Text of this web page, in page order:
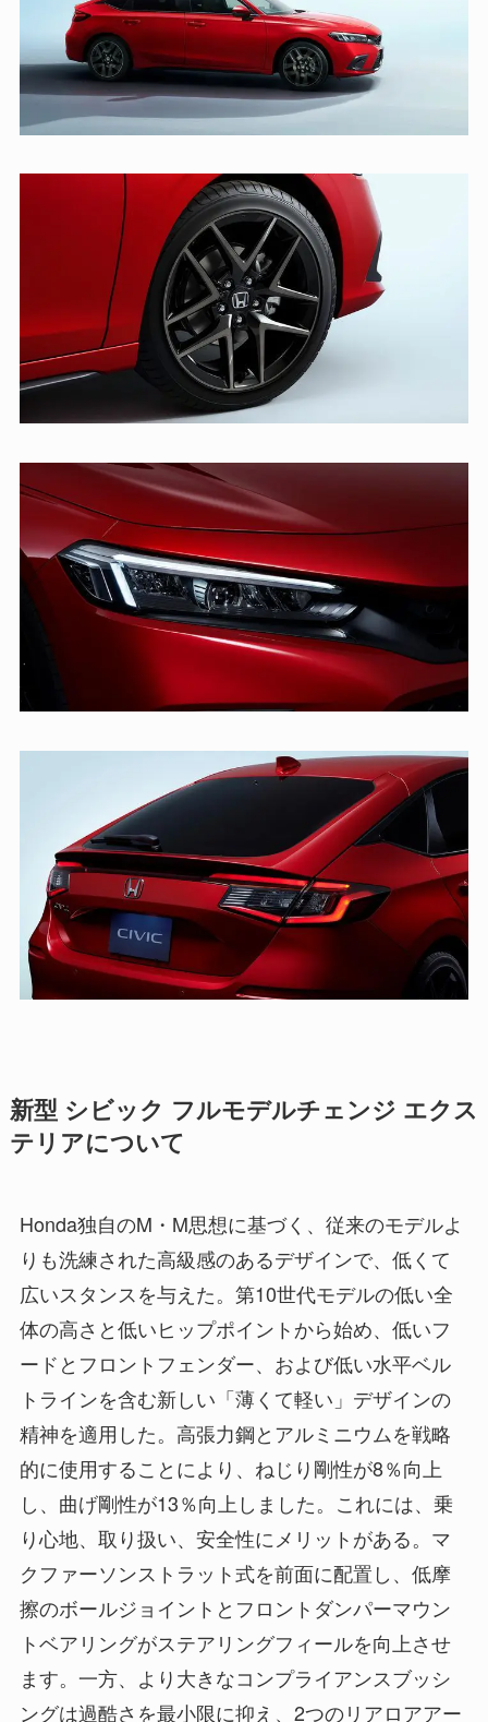
新型 シビック フルモデルチェンジ エクス
テリアについて
Honda独自のM・M思想に基づく、従来のモデルよ
りも洗練された高級感のあるデザインで、低くて
広いスタンスを与えた。第10世代モデルの低い全
体の高さと低いヒップポイントから始め、低いフ
ードとフロントフェンダー、および低い水平ベル
トラインを含む新しい「薄くて軽い」デザインの
精神を適用した。高張力鋼とアルミニウムを戦略
的に使用することにより、ねじり剛性が8％向上
し、曲げ剛性が13％向上しました。これには、乗
り心地、取り扱い、安全性にメリットがある。マ
クファーソンストラット式を前面に配置し、低摩
擦のボールジョイントとフロントダンパーマウン
トベアリングがステアリングフィールを向上させ
ます。一方、より大きなコンプライアンスブッシ
ングは過酷さを最小限に抑え、2つのリアロアアー